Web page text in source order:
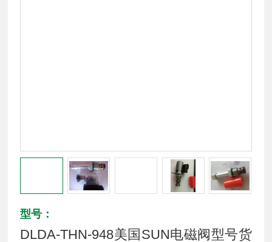
型号：
DLDA-THN-948美国SUN电磁阀型号货